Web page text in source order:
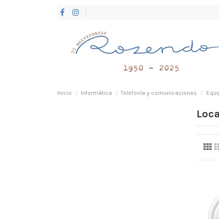
Inicio Informática Telefonía y comunicaciones